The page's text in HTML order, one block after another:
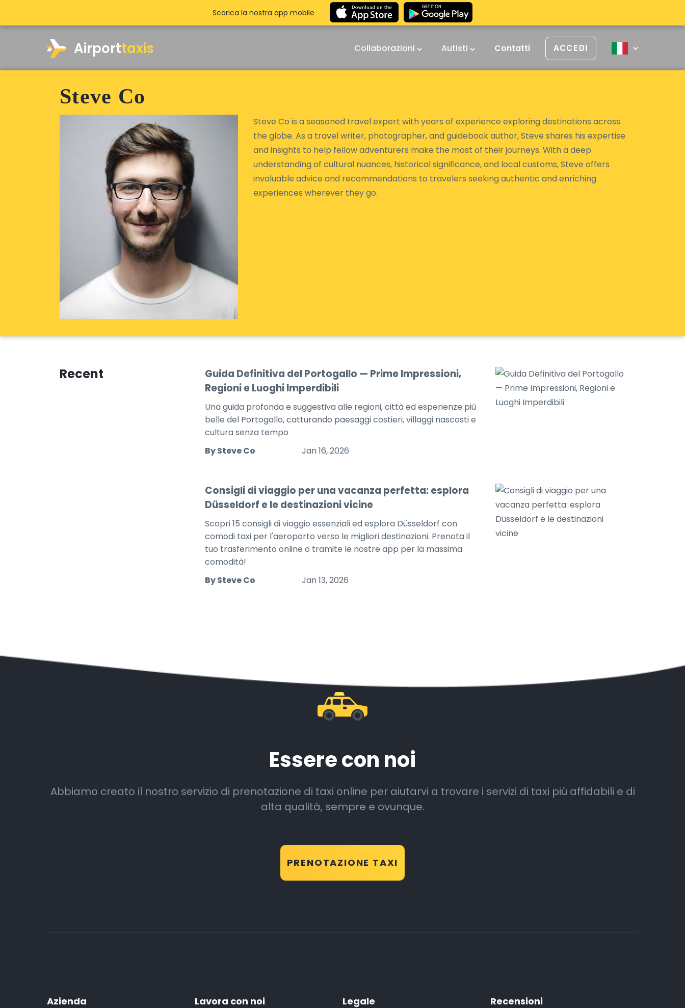
Airporttaxis Collaborazioni Autisti Contatti ACCEDI
Scarica la nostra app mobile
Steve Co
Steve Co is a seasoned travel expert with years of experience exploring destinations across
the globe. As a travel writer, photographer, and guidebook author, Steve shares his expertise
and insights to help fellow adventurers make the most of their journeys. With a deep
understanding of cultural nuances, historical significance, and local customs, Steve offers
invaluable advice and recommendations to travelers seeking authentic and enriching
experiences wherever they go.
Recent
Guida Definitiva del Portogallo — Prime Impressioni,
Regioni e Luoghi Imperdibili
Una guida profonda e suggestiva alle regioni, città ed esperienze più
belle del Portogallo, catturando paesaggi costieri, villaggi nascosti e
cultura senza tempo
By Steve Co
Jan 16, 2026
Consigli di viaggio per una vacanza perfetta: esplora
Düsseldorf e le destinazioni vicine
Scopri 15 consigli di viaggio essenziali ed esplora Düsseldorf con
comodi taxi per l'aeroporto verso le migliori destinazioni. Prenota il
tuo trasferimento online o tramite le nostre app per la massima
comodità!
By Steve Co
Jan 13, 2026
Essere con noi
Abbiamo creato il nostro servizio di prenotazione di taxi online per aiutarvi a trovare i servizi di taxi più affidabili e di
alta qualità, sempre e ovunque.
PRENOTAZIONE TAXI
Azienda Lavora con noi Legale Recensioni